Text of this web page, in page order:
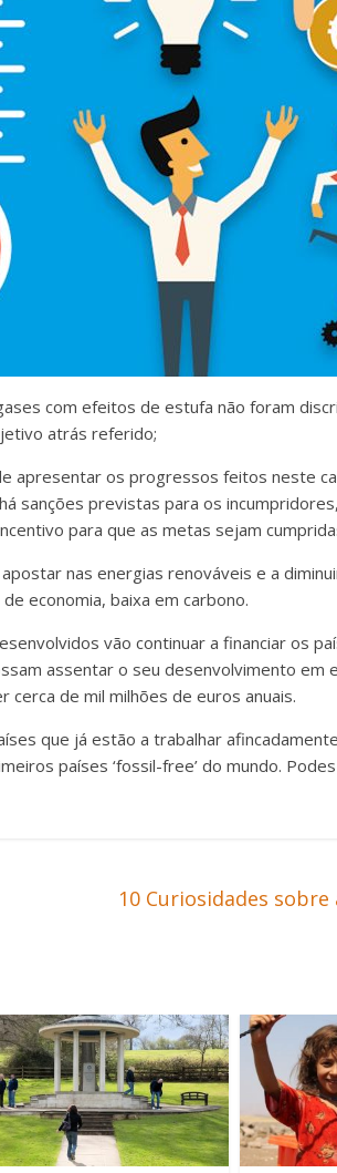
com efeitos de estufa não foram
atrás referido;
apresentar os progressos feitos neste
sanções previstas para os
para que as metas sejam
nas energias renováveis e a
economia, baixa em carbono.
vão continuar a financiar os
assentar o seu desenvolvimento em
de mil milhões de euros anuais.
que já estão a trabalhar
países ‘fossil-free’ do mundo.
10 Curiosidades